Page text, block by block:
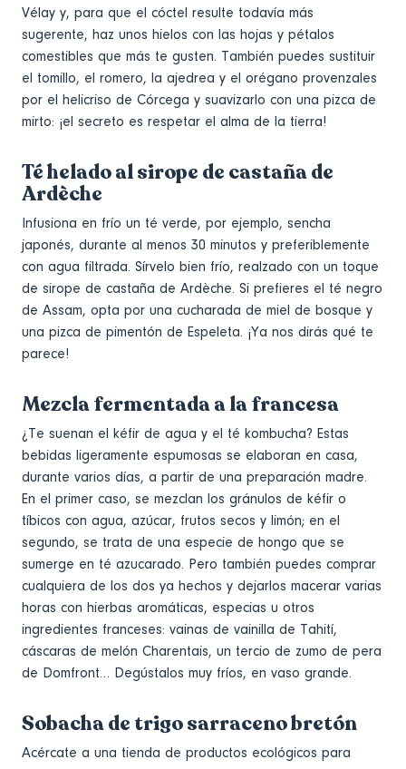
Vélay y, para que el cóctel resulte todavía más
sugerente, haz unos hielos con las hojas y pétalos
comestibles que más te gusten. También puedes sustituir
el tomillo, el romero, la ajedrea y el orégano provenzales
por el helicriso de Córcega y suavizarlo con una pizca de
mirto: ¡el secreto es respetar el alma de la tierra!
Té helado al sirope de castaña de
Ardèche
Infusiona en frío un té verde, por ejemplo, sencha
japonés, durante al menos 30 minutos y preferiblemente
con agua filtrada. Sírvelo bien frío, realzado con un toque
de sirope de castaña de Ardèche. Si prefieres el té negro
de Assam, opta por una cucharada de miel de bosque y
una pizca de pimentón de Espeleta. ¡Ya nos dirás qué te
parece!
Mezcla fermentada a la francesa
¿Te suenan el kéfir de agua y el té kombucha? Estas
bebidas ligeramente espumosas se elaboran en casa,
durante varios días, a partir de una preparación madre.
En el primer caso, se mezclan los gránulos de kéfir o
tíbicos con agua, azúcar, frutos secos y limón; en el
segundo, se trata de una especie de hongo que se
sumerge en té azucarado. Pero también puedes comprar
cualquiera de los dos ya hechos y dejarlos macerar varias
horas con hierbas aromáticas, especias u otros
ingredientes franceses: vainas de vainilla de Tahití,
cáscaras de melón Charentais, un tercio de zumo de pera
de Domfront… Degústalos muy fríos, en vaso grande.
Sobacha de trigo sarraceno bretón
Acércate a una tienda de productos ecológicos para